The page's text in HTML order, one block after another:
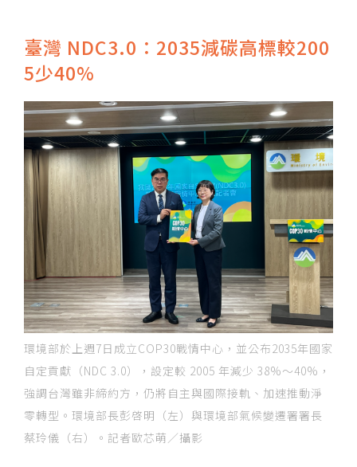
臺灣 NDC3.0：2035減碳高標較200
5少40%
環境部於上週7日成立COP30戰情中心，並公布2035年國家
自定貢獻（NDC 3.0），設定較 2005 年減少 38%～40%，
強調台灣雖非締約方，仍將自主與國際接軌、加速推動淨
零轉型。環境部長彭啓明（左）與環境部氣候變遷署署長
蔡玲儀（右）。記者歐芯萌／攝影